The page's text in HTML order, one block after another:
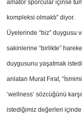
amatör sporcular içinse
kompleksi olmaktı” diyor.
Üyelerinde “biz” duygusu
sakinlerine “birlikte”
duygusunu yaşatmak
anlatan Murat Fırat,
‘wellness’ sözcüğünü
istediğimiz değerleri içinde